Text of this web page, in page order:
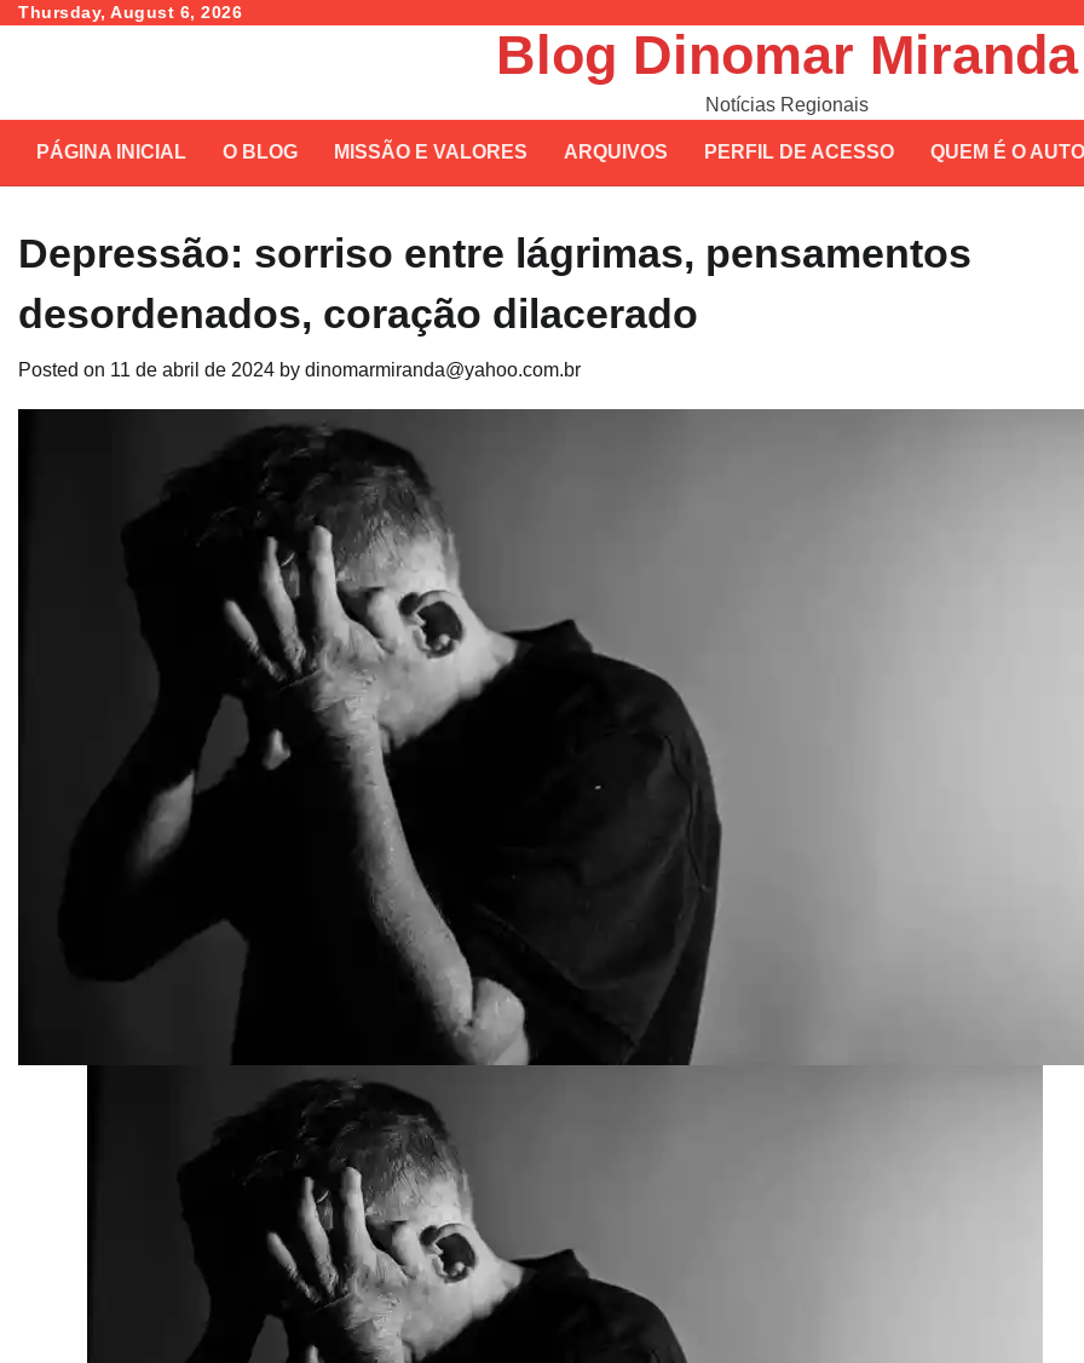
SkipThursday, August 6, 2026
Blog Dinomar Miranda
Notícias Regionais
PÁGINA INICIAL O BLOG MISSÃO E VALORES ARQUIVOS PERFIL DE ACESSO QUEM É O
Depressão: sorriso entre lágrimas, pensamentos
desordenados, coração dilacerado
Posted on 11 de abril de 2024 by dinomarmiranda@yahoo.com.br